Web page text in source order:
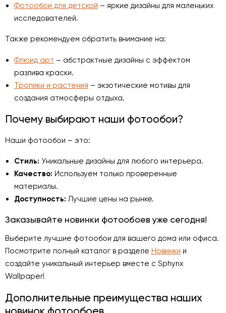
Фотообои для детской – яркие дизайны для маленьких
исследователей.
Также рекомендуем обратить внимание на:
Флюид арт – абстрактные дизайны с эффектом
разлива краски.
Тропики и растения – экзотические мотивы для
создания атмосферы отдыха.
Почему выбирают наши фотообои?
Наши фотообои – это:
Стиль: Уникальные дизайны для любого интерьера.
Качество: Используем только проверенные
материалы.
Доступность: Лучшие цены на рынке.
Заказывайте новинки фотообоев уже сегодня!
Выберите лучшие фотообои для вашего дома или офиса.
Посмотрите полный каталог в разделе Новинки и
создайте уникальный интерьер вместе с Sphynx
Wallpaper!
Дополнительные преимущества наших